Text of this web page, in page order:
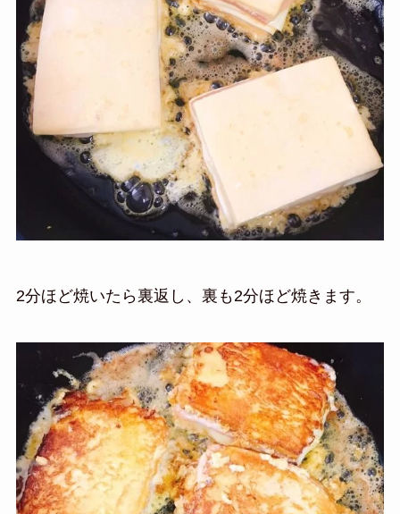
2分ほど焼いたら裏返し、裏も2分ほど焼きます。